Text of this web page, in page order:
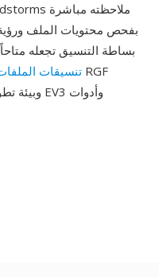
بفحص محتويات الملف
بساطة التنسيق تجعله
تنسيقات